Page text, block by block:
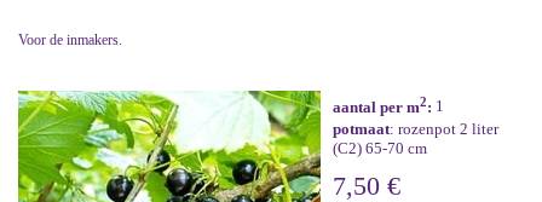
Voor de inmakers.
aantal per m2: 1
potmaat: rozenpot 2 liter
(C2) 65-70 cm
7,50 €